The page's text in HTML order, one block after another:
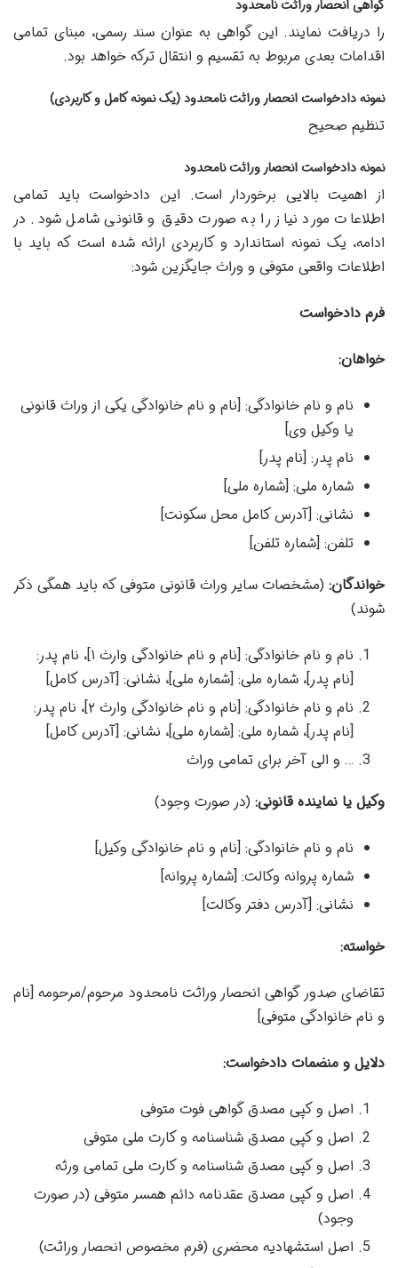
گواهی انحصار وراثت نامحدود
را دریافت نمایند. این گواهی به عنوان سند رسمی، مبنای تمامی
اقدامات بعدی مربوط به تقسیم و انتقال ترکه خواهد بود.
نمونه دادخواست انحصار وراثت نامحدود (یک نمونه کامل و کاربردی)
تنظیم صحیح
نمونه دادخواست انحصار وراثت نامحدود
از اهمیت بالایی برخوردار است. این دادخواست باید تمامی
اطلاعات مورد نیاز را به صورت دقیق و قانونی شامل شود. در
ادامه، یک نمونه استاندارد و کاربردی ارائه شده است که باید با
اطلاعات واقعی متوفی و وراث جایگزین شود:
فرم دادخواست
خواهان:
نام و نام خانوادگی: [نام و نام خانوادگی یکی از وراث قانونی
یا وکیل وی]
نام پدر: [نام پدر]
شماره ملی: [شماره ملی]
نشانی: [آدرس کامل محل سکونت]
تلفن: [شماره تلفن]
خواندگان: (مشخصات سایر وراث قانونی متوفی که باید همگی ذکر
شوند)
نام و نام خانوادگی: [نام و نام خانوادگی وارث ۱]، نام پدر:
[نام پدر]، شماره ملی: [شماره ملی]، نشانی: [آدرس کامل]
نام و نام خانوادگی: [نام و نام خانوادگی وارث ۲]، نام پدر:
[نام پدر]، شماره ملی: [شماره ملی]، نشانی: [آدرس کامل]
… و الی آخر برای تمامی وراث
وکیل یا نماینده قانونی: (در صورت وجود)
نام و نام خانوادگی: [نام و نام خانوادگی وکیل]
شماره پروانه وکالت: [شماره پروانه]
نشانی: [آدرس دفتر وکالت]
خواسته:
تقاضای صدور گواهی انحصار وراثت نامحدود مرحوم/مرحومه [نام
و نام خانوادگی متوفی]
دلایل و منضمات دادخواست:
اصل و کپی مصدق گواهی فوت متوفی
اصل و کپی مصدق شناسنامه و کارت ملی متوفی
اصل و کپی مصدق شناسنامه و کارت ملی تمامی ورثه
اصل و کپی مصدق عقدنامه دائم همسر متوفی (در صورت
وجود)
اصل استشهادیه محضری (فرم مخصوص انحصار وراثت)